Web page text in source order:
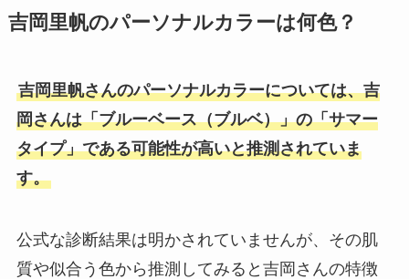
吉岡里帆のパーソナルカラーは何色？
吉岡里帆さんのパーソナルカラーについては、吉
岡さんは「ブルーベース（ブルベ）」の「サマー
タイプ」である可能性が高いと推測されていま
す。
公式な診断結果は明かされていませんが、その肌
質や似合う色から推測してみると吉岡さんの特徴